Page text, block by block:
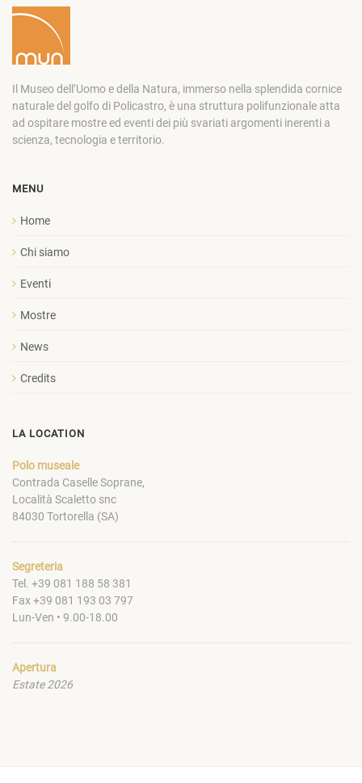
Il Museo dell’Uomo e della Natura, immerso nella splendida cornice
naturale del golfo di Policastro, è una struttura polifunzionale atta
ad ospitare mostre ed eventi dei più svariati argomenti inerenti a
scienza, tecnologia e territorio.
MENU
Home
Chi siamo
Eventi
Mostre
News
Credits
LA LOCATION
Polo museale
Contrada Caselle Soprane,
Località Scaletto snc
84030 Tortorella (SA)
Segreteria
Tel. +39 081 188 58 381
Fax +39 081 193 03 797
Lun-Ven • 9.00-18.00
Apertura
Estate 2026